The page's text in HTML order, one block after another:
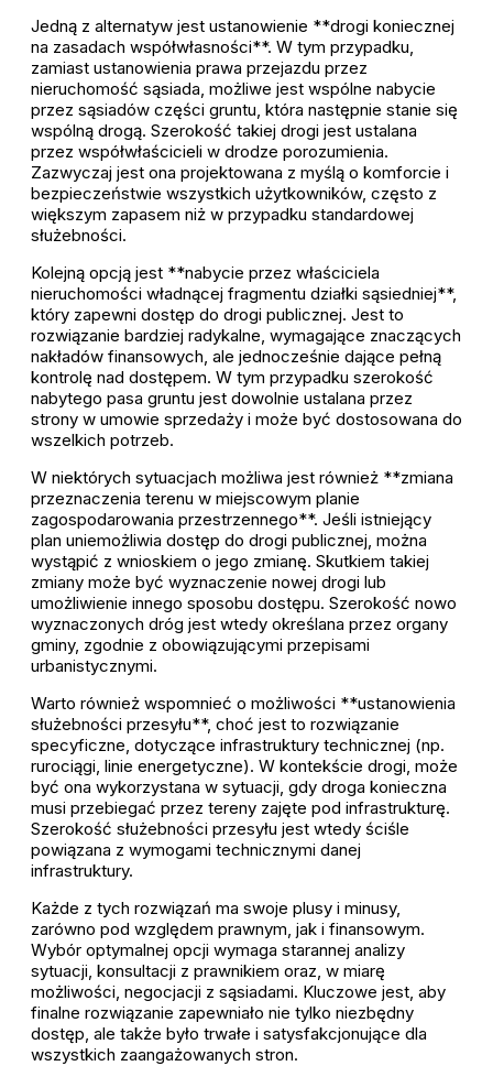
Jedną z alternatyw jest ustanowienie **drogi koniecznej
na zasadach współwłasności**. W tym przypadku,
zamiast ustanowienia prawa przejazdu przez
nieruchomość sąsiada, możliwe jest wspólne nabycie
przez sąsiadów części gruntu, która następnie stanie się
wspólną drogą. Szerokość takiej drogi jest ustalana
przez współwłaścicieli w drodze porozumienia.
Zazwyczaj jest ona projektowana z myślą o komforcie i
bezpieczeństwie wszystkich użytkowników, często z
większym zapasem niż w przypadku standardowej
służebności.
Kolejną opcją jest **nabycie przez właściciela
nieruchomości władnącej fragmentu działki sąsiedniej**,
który zapewni dostęp do drogi publicznej. Jest to
rozwiązanie bardziej radykalne, wymagające znaczących
nakładów finansowych, ale jednocześnie dające pełną
kontrolę nad dostępem. W tym przypadku szerokość
nabytego pasa gruntu jest dowolnie ustalana przez
strony w umowie sprzedaży i może być dostosowana do
wszelkich potrzeb.
W niektórych sytuacjach możliwa jest również **zmiana
przeznaczenia terenu w miejscowym planie
zagospodarowania przestrzennego**. Jeśli istniejący
plan uniemożliwia dostęp do drogi publicznej, można
wystąpić z wnioskiem o jego zmianę. Skutkiem takiej
zmiany może być wyznaczenie nowej drogi lub
umożliwienie innego sposobu dostępu. Szerokość nowo
wyznaczonych dróg jest wtedy określana przez organy
gminy, zgodnie z obowiązującymi przepisami
urbanistycznymi.
Warto również wspomnieć o możliwości **ustanowienia
służebności przesyłu**, choć jest to rozwiązanie
specyficzne, dotyczące infrastruktury technicznej (np.
rurociągi, linie energetyczne). W kontekście drogi, może
być ona wykorzystana w sytuacji, gdy droga konieczna
musi przebiegać przez tereny zajęte pod infrastrukturę.
Szerokość służebności przesyłu jest wtedy ściśle
powiązana z wymogami technicznymi danej
infrastruktury.
Każde z tych rozwiązań ma swoje plusy i minusy,
zarówno pod względem prawnym, jak i finansowym.
Wybór optymalnej opcji wymaga starannej analizy
sytuacji, konsultacji z prawnikiem oraz, w miarę
możliwości, negocjacji z sąsiadami. Kluczowe jest, aby
finalne rozwiązanie zapewniało nie tylko niezbędny
dostęp, ale także było trwałe i satysfakcjonujące dla
wszystkich zaangażowanych stron.